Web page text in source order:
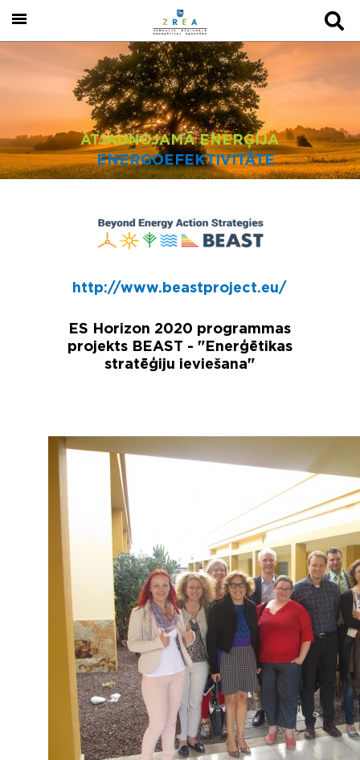
ATJAUNOJAMĀ ENERĢIJA
ENERGOEFEKTIVITĀTE
http://www.beastproject.eu/
ES Horizon 2020 programmas
projekts BEAST - "Enerģētikas
stratēģiju ieviešana"